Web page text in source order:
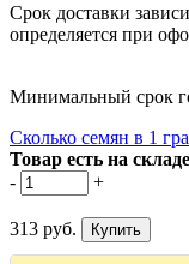
Срок доставки
определяется при
Минимальный срок
Сколько семян в 1
Товар есть на складе
-
+
313 руб.